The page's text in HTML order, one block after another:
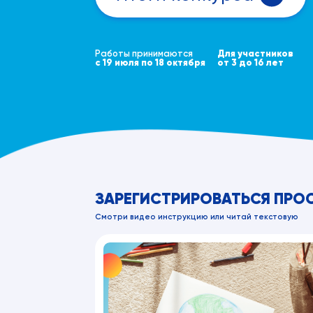
Работы принимаются
с 19 июля по 18 октября
Для участников
от 3 до 16 лет
ЗАРЕГИСТРИРОВАТЬСЯ
Смотри видео инструкцию или читай текстовую